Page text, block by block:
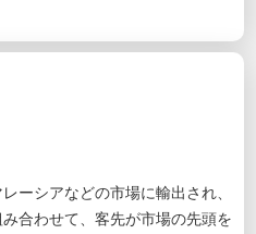
ーシアなどの市場に輸出され、
合わせて、客先が市場の先頭を